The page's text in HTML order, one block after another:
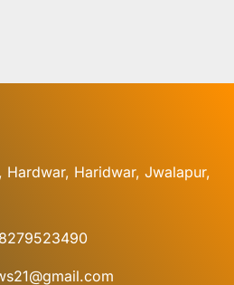
Hardwar, Haridwar, Jwalapur,